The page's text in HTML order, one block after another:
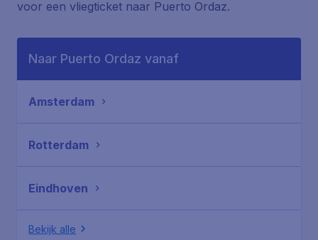
voor een vliegticket naar Puerto Ordaz.
Naar Puerto Ordaz vanaf
Amsterdam
Rotterdam
Eindhoven
Bekijk alle